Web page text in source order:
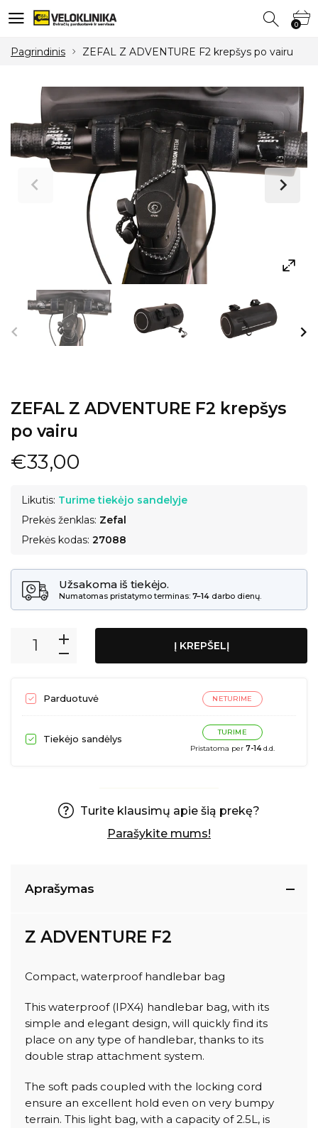
0 0
Pagrindinis ZEFAL Z ADVENTURE F2 krepšys po vairu
ZEFAL Z ADVENTURE F2 krepšys
po vairu
€33,00
Likutis: Turime tiekėjo sandelyje
Prekės ženklas: Zefal
Prekės kodas: 27088
Užsakoma iš tiekėjo.
Numatomas pristatymo terminas: 7–14 darbo dienų.
Į KREPŠELĮ
Parduotuvė NETURIME
Tiekėjo sandėlys
TURIME
Pristatoma per 7-14d.d.
Turite klausimų apie šią prekę?
Parašykite mums!
Aprašymas
Z ADVENTURE F2
Compact, waterproof handlebar bag
This waterproof (IPX4) handlebar bag, with its
simple and elegant design, will quickly find its
place on any type of handlebar, thanks to its
double strap attachment system.
The soft pads coupled with the locking cord
ensure an excellent hold even on very bumpy
terrain. This light bag, with a capacity of 2.5L, is